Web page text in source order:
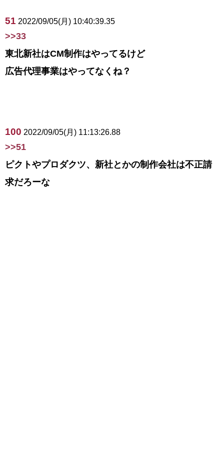
51 2022/09/05(月) 10:40:39.35
>>33
東北新社はCM制作はやってるけど
広告代理事業はやってなくね？
100 2022/09/05(月) 11:13:26.88
>>51
ピクトやプロダクツ、新社とかの制作会社は不正請
求だろーな